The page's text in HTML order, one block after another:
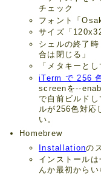
チェック
フォント「
サイズ「
シェルの終了
合は閉じる」
「メタキーと
iTerm で 256
screenを--
で自前ビルド
ルが256色対応
い。
Homebrew
Installationの
インストール
んか最初からい